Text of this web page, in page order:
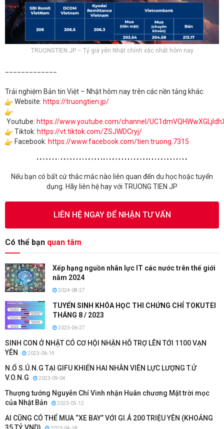
TRUONGTIEN.JP – Tỷ giá yên Nhật chính xác nhất hôm nay
Trải nghiệm Bản tin Việt – Nhật hôm nay trên các nền tảng khác:
Website: https://truongtien.jp/
Youtube: https://www.youtube.com/channel/
Tiktok: https://vt.tiktok.com/ZSJWDCryj/
Facebook: https://www.facebook.com/tien.truong.7315
Nếu bạn có bất cứ thắc mắc nào liên quan đến du học hoặc tuyển
dụng. Hãy liên hệ hay với TRUONG TIEN JP
LIÊN HỆ NGAY ĐỂ NHẬN TƯ VẤN
Có thể bạn quan tâm
Xếp hạng nguồn nhân lực IT các nước trên thế giới
năm 2024
2024-08-27
TUYỂN SINH KHÓA HỌC THI CHỨNG CHỈ TOKUTEI
THÁNG 8 / 2023
2023-06-27
SINH CON Ở NHẬT CÓ CƠ HỘI NHẬN HỖ TRỢ LÊN TỚI 1100 VẠN
YÊN
2023-06-19
N.Ổ S.Ú.N.G TẠI GIFU KHIẾN HAI NHÂN VIÊN LỰC LƯỢNG T.Ử
V.O.N.G
2023-09-04
Thượng tướng Nguyễn Chí Vinh nhận Huân chương Mặt trời mọc
của Nhật Bản
2023-05-12
AI CŨNG CÓ THỂ MUA “XE BAY” VỚI GI.Á 200 TRIỆU YÊN (KHOẢNG